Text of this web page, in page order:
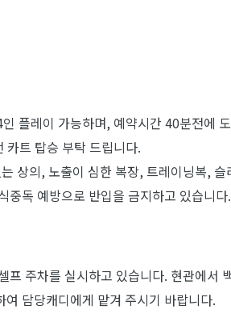
플레이 가능하며, 예약시간 40분전에
트 탑승 부탁 드립니다.
상의, 노출이 심한 복장, 트레이닝복,
중독 예방으로 반입을 금지하고 있습니다.
프 주차를 실시하고 있습니다. 현관에
여 담당캐디에게 맡겨 주시기 바랍니다.